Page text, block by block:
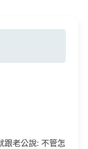
跟老公說: 不管怎